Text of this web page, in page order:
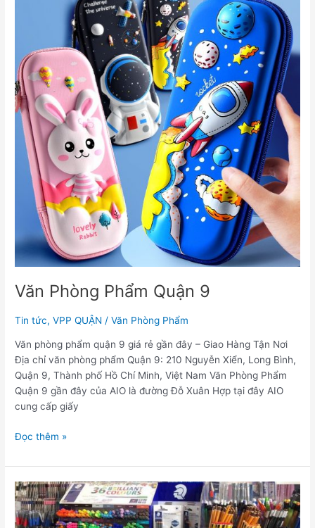
Văn Phòng Phẩm Quận 9
Tin tức,VPP QUẬN /Văn Phòng Phẩm
Văn phòng phẩm quận 9 giá rẻ gần đây – Giao Hàng Tận Nơi
Địa chỉ văn phòng phẩm Quận 9: 210 Nguyễn Xiển, Long Bình,
Quận 9, Thành phố Hồ Chí Minh, Việt Nam Văn Phòng Phẩm
Quận 9 gần đây của AIO là đường Đỗ Xuân Hợp tại đây AIO
cung cấp giấy
Đọc thêm »
Văn
Phòng
Phẩm